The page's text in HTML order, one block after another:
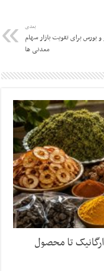
بعدی
بورس برای تقویت بازار سهام
معدنی ها
تا محصول